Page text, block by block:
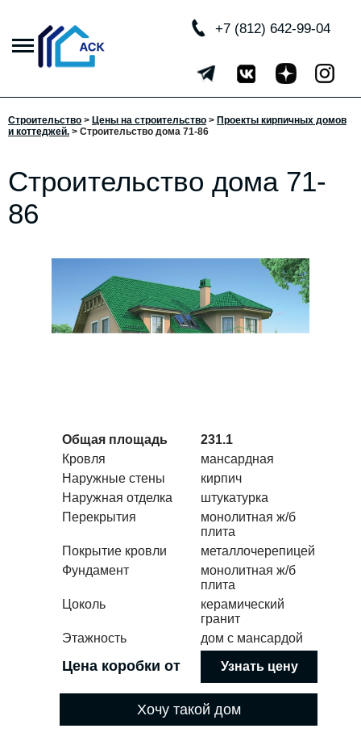
+7 (812) 642-99-04
Строительство > Цены на строительство > Проекты кирпичных домов
и коттеджей. > Строительство дома 71-86
Строительство дома 71-
86
Общая площадь
231.1
Кровля
мансардная
Наружные стены
кирпич
Наружная отделка
штукатурка
Перекрытия
монолитная ж/б
плита
Покрытие кровли
металлочерепицей
Фундамент
монолитная ж/б
плита
Цоколь
керамический
гранит
Этажность
дом с мансардой
Цена коробки от Узнать цену
Хочу такой дом